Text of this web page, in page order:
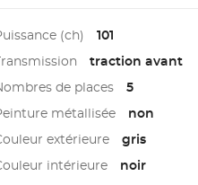
(ch) 101
Transmission traction avant
de places 5
métallisée non
extérieure gris
intérieure noir